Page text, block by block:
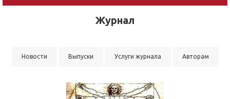
Журнал
Новости Выпуски Услуги журнала Авторам